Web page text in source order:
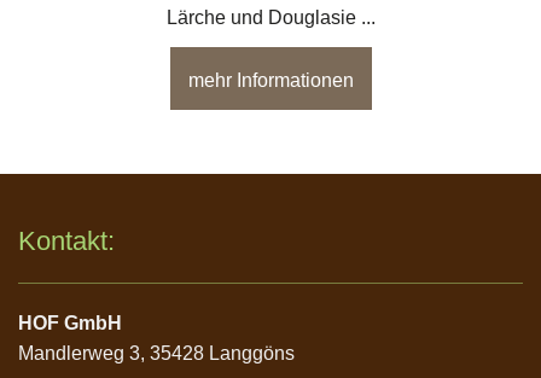
Lärche und Douglasie ...
mehr Informationen
Kontakt:
HOF GmbH
Mandlerweg 3, 35428 Langgöns